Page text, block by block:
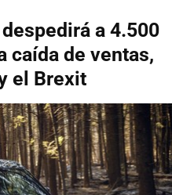
a 4.500
caída de ventas,
el Brexit